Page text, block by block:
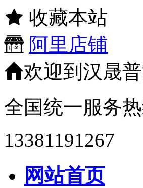
收藏本站
阿里店铺
欢迎到汉晟
全国统一服务热
13381191267
网站首页